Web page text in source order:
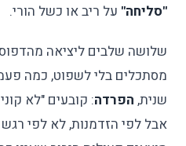
"סליחה" על ריב או כשל הורי.
שלושה שלבים ליציאה
מסתכלים בלי לשפוט, כמה
שנית, הפרדה: קובעים "לא
אבל לפי הזדמנות, לא לפי